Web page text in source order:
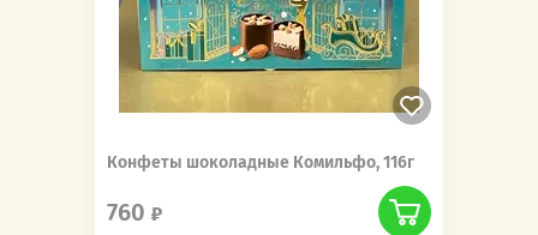
Конфеты шоколадные Комильфо, 116г
760